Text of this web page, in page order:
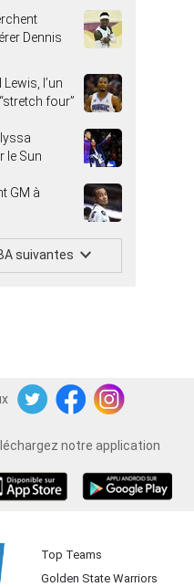
Dennis
l’un
four”
le Sun
GM à
suivantes
Instagram
notre application
Top Teams
Golden State Warriors